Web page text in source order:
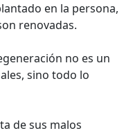
en la persona,
renovadas.
no es un
sino todo lo
de sus malos